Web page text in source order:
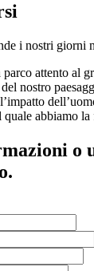
i nostri giorni
parco attento al
nostro
quale abbiamo
o